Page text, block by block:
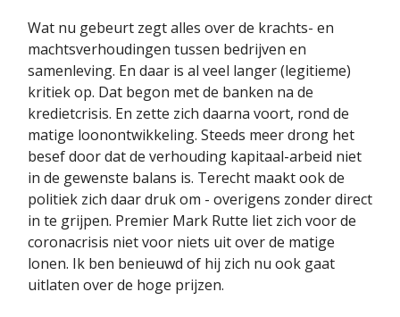
Wat nu gebeurt zegt alles over de krachts- en
machtsverhoudingen tussen bedrijven en
samenleving. En daar is al veel langer (legitieme)
kritiek op. Dat begon met de banken na de
kredietcrisis. En zette zich daarna voort, rond de
matige loonontwikkeling. Steeds meer drong het
besef door dat de verhouding kapitaal-arbeid niet
in de gewenste balans is. Terecht maakt ook de
politiek zich daar druk om - overigens zonder direct
in te grijpen. Premier Mark Rutte liet zich voor de
coronacrisis niet voor niets uit over de matige
lonen. Ik ben benieuwd of hij zich nu ook gaat
uitlaten over de hoge prijzen.